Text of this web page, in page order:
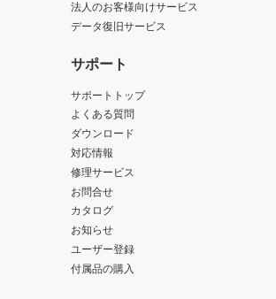
法人のお客様向けサービス
データ復旧サービス
サポート
サポートトップ
よくある質問
ダウンロード
対応情報
修理サービス
お問合せ
カタログ
お知らせ
ユーザー登録
付属品の購入